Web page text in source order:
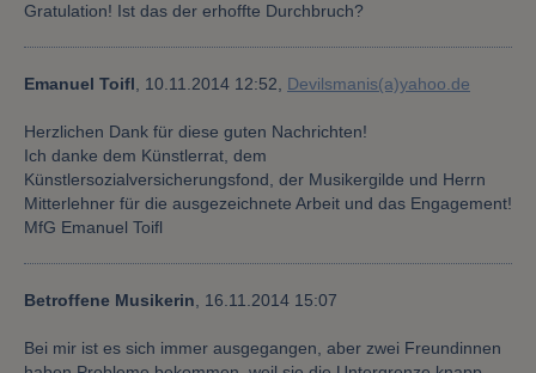
Gratulation! Ist das der erhoffte Durchbruch?
Emanuel Toifl 10.11.2014 12:52, Devilsmanis(a)yahoo.de
Herzlichen Dank für diese guten Nachrichten!
Ich danke dem Künstlerrat, dem
Künstlersozialversicherungsfond, der Musikergilde und Herrn
Mitterlehner für die ausgezeichnete Arbeit und das Engagement!
MfG Emanuel Toifl
Betroffene Musikerin 16.11.2014 15:07
Bei mir ist es sich immer ausgegangen, aber zwei Freundinnen